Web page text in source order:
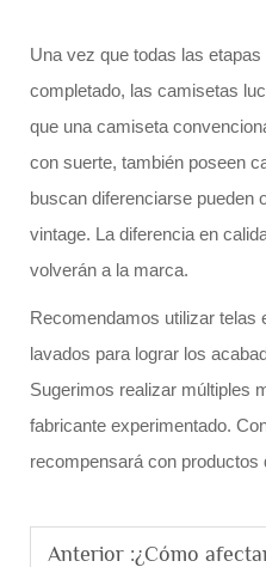
Una vez que todas las
completado, las camisetas
que una camiseta
con suerte, también poseen
buscan diferenciarse pueden
vintage. La diferencia en
volverán a la marca.
Recomendamos utilizar
lavados para lograr los
Sugerimos realizar múltiples
fabricante experimentado.
recompensará con
Anterior :¿Cómo afectan el peso y el gramaje